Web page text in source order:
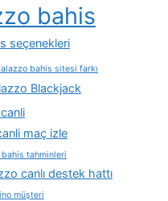
bahis
seçenekleri
bahis sitesi farkı
Blackjack
maç izle
bahis tahminleri
canlı destek hattı
müşteri